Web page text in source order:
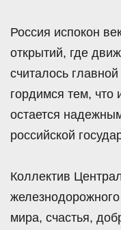
Россия испокон
открытий, где
считалось
гордимся тем, что
остается
российской
Коллектив
мира, счастья,